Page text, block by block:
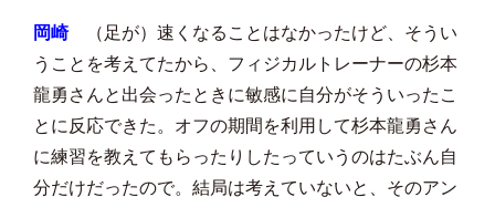
岡崎（足が）速くなることはなかったけど、そうい
うことを考えてたから、フィジカルトレーナーの杉本
龍勇さんと出会ったときに敏感に自分がそういったこ
とに反応できた。オフの期間を利用して杉本龍勇さん
に練習を教えてもらったりしたっていうのはたぶん自
分だけだったので。結局は考えていないと、そのアン